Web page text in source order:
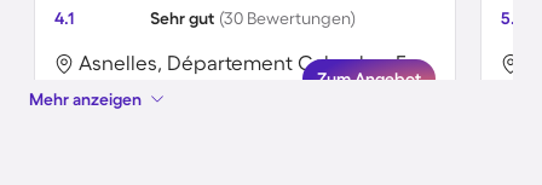
4.1
Sehr gut (30 Bewertungen)
Asnelles, Département Calvados, Frankreich
Zum Angebot
5.0
Mehr anzeigen